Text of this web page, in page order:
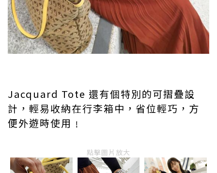
Jacquard Tote 還有個特別的可摺疊設
計，輕易收納在行李箱中，省位輕巧，方
便外遊時使用﹗
點擊圖片放大